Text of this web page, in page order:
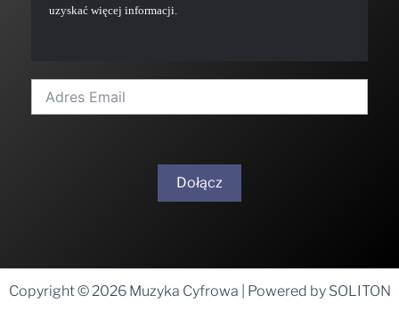
uzyskać więcej informacji.
Dołącz
Copyright © 2026 Muzyka Cyfrowa | Powered by SOLITON